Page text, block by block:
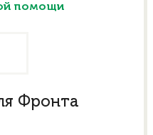
помощи
Фронта